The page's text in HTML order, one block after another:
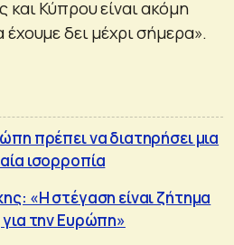
και Κύπρου είναι ακόμη
δει μέχρι σήμερα».
πρέπει να διατηρήσει μια
ισορροπία
«Η στέγαση είναι ζήτημα
για την Ευρώπη»